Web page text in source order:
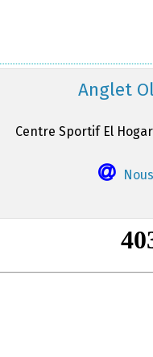
Anglet
Centre Sportif El